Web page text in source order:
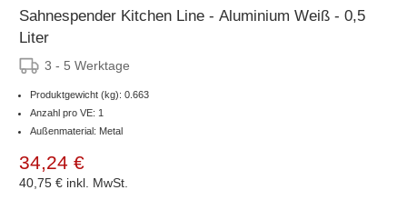
Sahnespender Kitchen Line - Aluminium Weiß - 0,5
Liter
3 - 5 Werktage
Produktgewicht (kg): 0.663
Anzahl pro VE: 1
Außenmaterial: Metal
34,24 €
40,75 € inkl. MwSt.